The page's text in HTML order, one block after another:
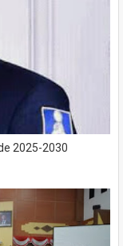
2025-2030